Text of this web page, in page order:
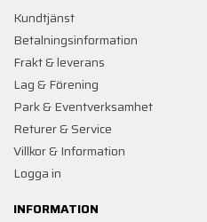
Kundtjänst
Betalningsinformation
Frakt & leverans
Lag & Förening
Park & Eventverksamhet
Returer & Service
Villkor & Information
Logga in
INFORMATION